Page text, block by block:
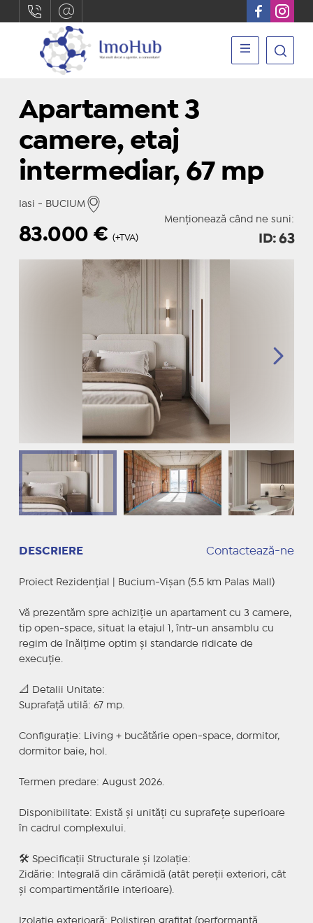
Apartament 3
camere, etaj
intermediar, 67 mp
Iasi - BUCIUM
Menționează când ne suni:
83.000€ (+TVA) ID: 63
DESCRIERE Contactează-ne
Proiect Rezidențial | Bucium-Vișan (5.5 km Palas Mall)
Vă prezentăm spre achiziție un apartament cu 3 camere,
tip open-space, situat la etajul 1, într-un ansamblu cu
regim de înălțime optim și standarde ridicate de
execuție.
📐 Detalii Unitate:
Suprafață utilă: 67 mp.
Configurație: Living + bucătărie open-space, dormitor,
dormitor baie, hol.
Termen predare: August 2026.
Disponibilitate: Există și unități cu suprafețe superioare
în cadrul complexului.
🛠️ Specificații Structurale și Izolație:
Zidărie: Integrală din cărămidă (atât pereții exteriori, cât
și compartimentările interioare).
Izolație exterioară: Polistiren grafitat (performanță